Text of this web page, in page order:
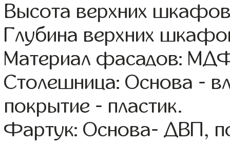
Высота верхних
Глубина верхних
Материал фасадов:
Столешница: Основа -
покрытие - пластик.
Фартук: Основа- ДВП,